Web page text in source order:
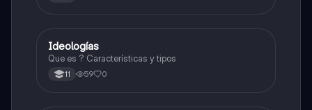
BOURDIEU
Sociales/Historia
Ideologías
Que es ? Características y tipos
11 59 0